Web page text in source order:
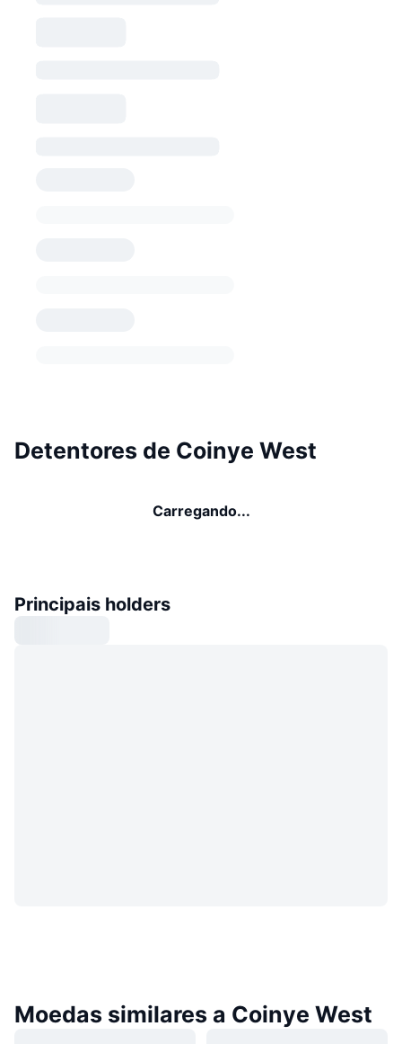
Detentores de Coinye West
Carregando...
Principais holders
Moedas similares a Coinye West